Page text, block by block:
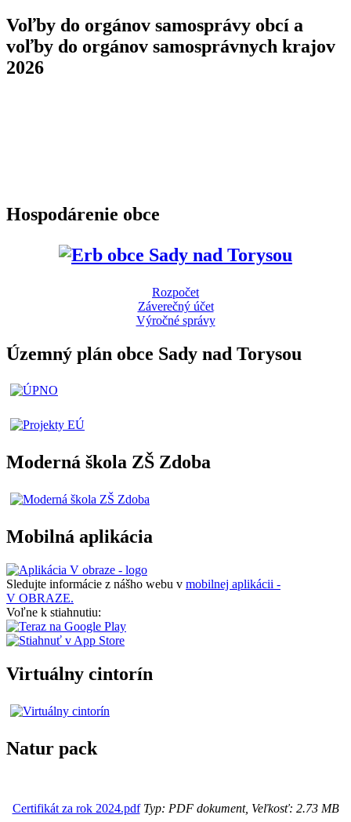
Voľby do orgánov samosprávy obcí a
voľby do orgánov samosprávnych krajov
2026
Hospodárenie obce
Rozpočet
Záverečný účet
Výročné správy
Územný plán obce Sady nad Torysou
Moderná škola ZŠ Zdoba
Mobilná aplikácia
Sledujte informácie z nášho webu v mobilnej aplikácii -
V OBRAZE.
Voľne k stiahnutiu:
Virtuálny cintorín
Natur pack
Certifikát za rok 2024.pdfTyp: PDF dokument, Veľkosť: 2.73 MB